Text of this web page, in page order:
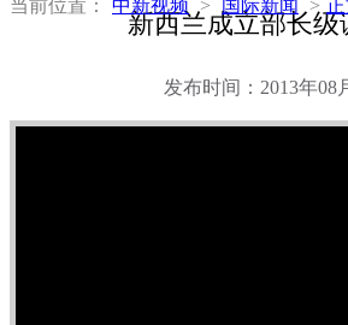
当前位置： 中新视频 > 国际新闻 >
新西兰成立部长
发布时间：2013年08